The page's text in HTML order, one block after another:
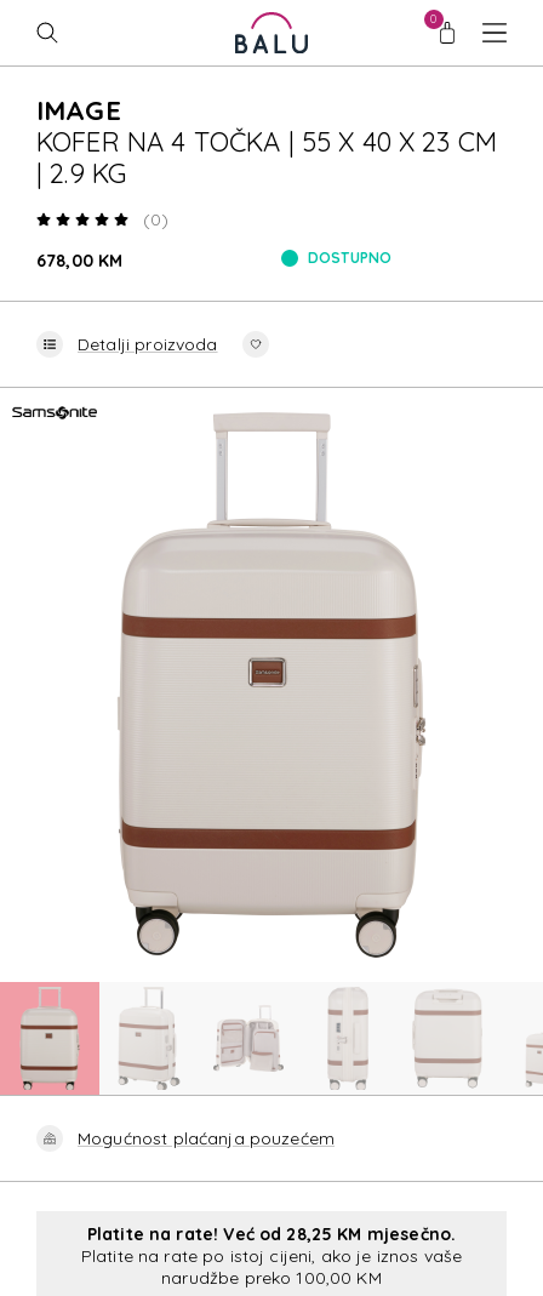
0
IMAGE
KOFER NA 4 TOČKA | 55 X 40 X 23 CM
| 2.9 KG
(0)
678,00 KM
DOSTUPNO
Detalji proizvoda
Mogućnost plaćanja pouzećem
Platite na rate! Već od 28,25 KM mjesečno.
Platite na rate po istoj cijeni, ako je iznos vaše
narudžbe preko 100,00 KM